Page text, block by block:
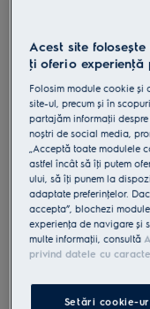
Congelator
clasă E 278
0 (0)
Beneficii
700 No Frost MultiFlow
gheață.
Temperatură și
Mecanismul simplu de
ușurință.
Acest site
ţi oferi o experienţă
Folosim module cookie și
site-ul, precum și în
partajăm informaţii
noștri de social media,
„Acceptă toate modulele
astfel încât să îţi putem
ului, să îţi punem la
adaptate preferinţelor.
accepta”, blochezi
experienţa de navigare și
multe informaţii, consultă
privind datele cu
Setări cookie-